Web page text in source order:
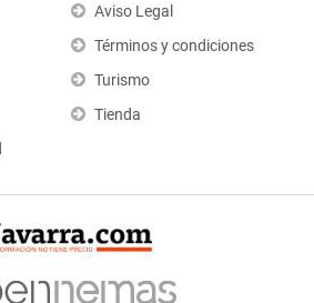
Aviso Legal
Términos y condiciones
Turismo
Tienda